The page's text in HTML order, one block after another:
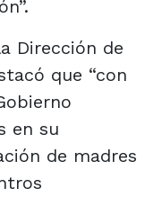
Dirección de
que “con
en su
de madres